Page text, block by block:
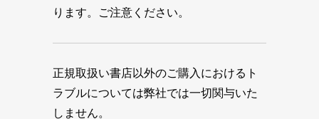
ります。ご注意ください。
正規取扱い書店以外のご購入におけるト
ラブルについては弊社では一切関与いた
しません。